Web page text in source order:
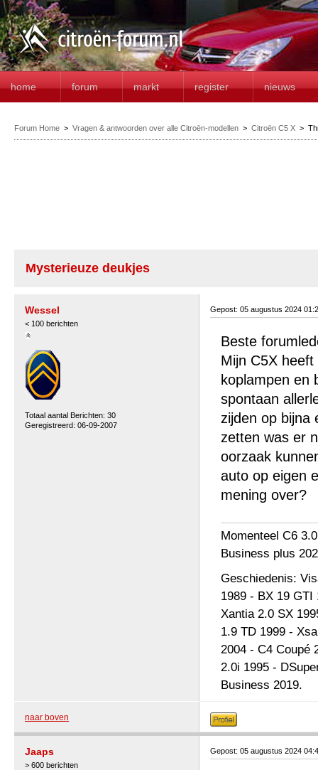
home forum markt register nieuws
Forum Home > Vragen & antwoorden over alle Citroën-modellen > Citroën C5 X >
Mysterieuze deukjes
Wessel
< 100 berichten
Totaal aantal Berichten: 30
Geregistreerd: 06-09-2007
Gepost: 05 augustus 2024
Beste
Mijn C5X
koplampen en
spontaan
zijden op bijna
zetten was er
oorzaak
auto op eigen
mening over?
Momenteel C6
Business plus
Geschiedenis:
1989 - BX 19 GTI
Xantia 2.0 SX
1.9 TD 1999 -
2004 - C4 Coupé
2.0i 1995 -
Business 2019.
naar boven
Jaaps
> 600 berichten
Gepost: 05 augustus 2024